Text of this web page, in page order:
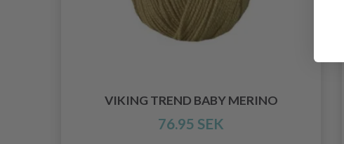
VIKING TREND BABY MERINO
76.95 SEK